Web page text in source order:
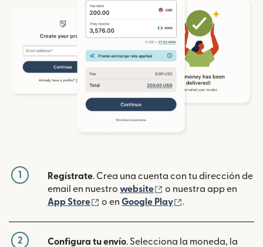
1 Regístrate. Crea una cuenta con tu dirección de
email en nuestro website (se abre en una
o nuestra app en
App Store
(se abre en una ventana nueva)
o en Google Play .
2 Configura tu envío. Selecciona la moneda, la